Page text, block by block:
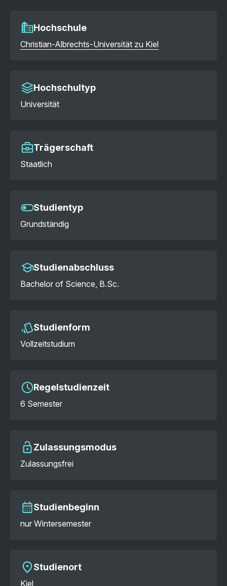
Hochschule
Christian-Albrechts-Universität zu Kiel
Hochschultyp
Universität
Trägerschaft
Staatlich
Studientyp
Grundständig
Studienabschluss
Bachelor of Science, B.Sc.
Studienform
Vollzeitstudium
Regelstudienzeit
6 Semester
Zulassungsmodus
Zulassungsfrei
Studienbeginn
nur Wintersemester
Studienort
Kiel